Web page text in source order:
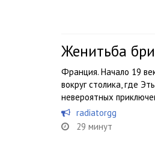
Женитьба
Франция. Начало 19
вокруг столика, где
невероятных
radiatorgg
29 минут